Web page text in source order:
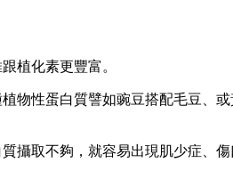
植化素更豐富。
物性蛋白質譬如豌豆搭配毛豆、
攝取不夠，就容易出現肌少症、